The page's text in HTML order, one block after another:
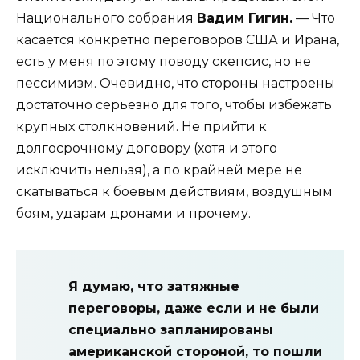
Национального собрания Вадим Гигин. — Что
касается конкретно переговоров США и Ирана,
есть у меня по этому поводу скепсис, но не
пессимизм. Очевидно, что стороны настроены
достаточно серьезно для того, чтобы избежать
крупных столкновений. Не прийти к
долгосрочному договору (хотя и этого
исключить нельзя), а по крайней мере не
скатываться к боевым действиям, воздушным
боям, ударам дронами и прочему.
Я думаю, что затяжные
переговоры, даже если и не были
специально запланированы
американской стороной, то пошли